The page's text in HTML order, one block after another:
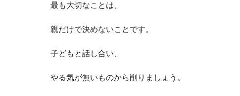
最も大切なことは、
親だけで決めないことです。
子どもと話し合い、
やる気が無いものから削りましょう。